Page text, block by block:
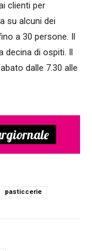
clienti per
su alcuni dei
a 30 persone. Il
decina di ospiti. Il
dalle 7.30 alle
pasticcerie